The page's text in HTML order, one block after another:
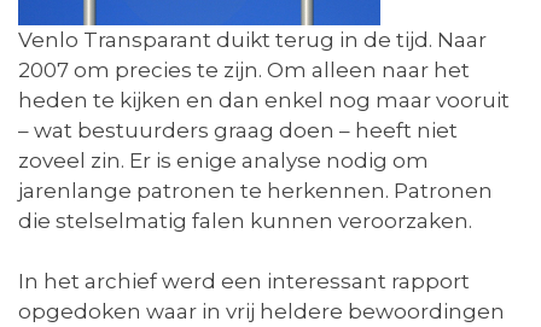
Venlo Transparant duikt terug in de tijd. Naar
2007 om precies te zijn. Om alleen naar het
heden te kijken en dan enkel nog maar vooruit
– wat bestuurders graag doen – heeft niet
zoveel zin. Er is enige analyse nodig om
jarenlange patronen te herkennen. Patronen
die stelselmatig falen kunnen veroorzaken.
In het archief werd een interessant rapport
opgedoken waar in vrij heldere bewoordingen